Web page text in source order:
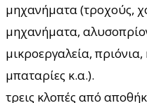
μηχανήματα (τροχούς,
μηχανήματα,
μικροεργαλεία,
μπαταρίες κ.α.).
τρεις κλοπές από